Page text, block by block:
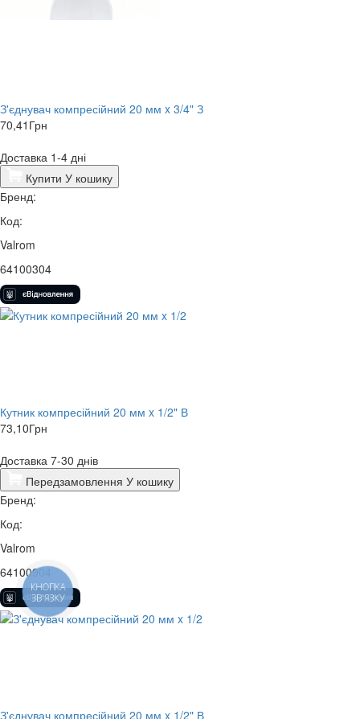
З'єднувач компресійний 20 мм x 3/4" З
70,41 Грн
Доставка 1-4 дні
Купити У кошику
Бренд:
Код:
Valrom
64100304
Кутник компресійний 20 мм x 1/2" В
73,10Грн
Доставка 7-30 днів
Передзамовлення У кошику
Бренд:
Код:
Valrom
64100904
З'єднувач компресійний 20 мм x 1/2" В
КНОПКА
ЗВ'ЯЗКУ